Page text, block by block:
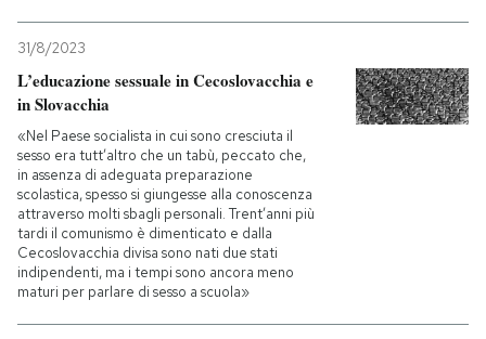
31/8/2023
L’educazione sessuale in Cecoslovacchia e
in Slovacchia
«Nel Paese socialista in cui sono cresciuta il
sesso era tutt’altro che un tabù, peccato che,
in assenza di adeguata preparazione
scolastica, spesso si giungesse alla conoscenza
attraverso molti sbagli personali. Trent’anni più
tardi il comunismo è dimenticato e dalla
Cecoslovacchia divisa sono nati due stati
indipendenti, ma i tempi sono ancora meno
maturi per parlare di sesso a scuola»